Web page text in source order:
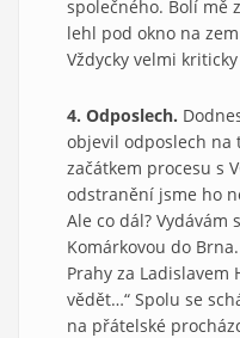
společného. Bolí mě
lehl pod okno na
Vždycky velmi
4. Odposlech.
objevil odposlech na
začátkem procesu s
odstranění jsme ho
Ale co dál? Vydávám
Komárkovou do
Prahy za Ladislavem
vědět…“ Spolu se
na přátelské